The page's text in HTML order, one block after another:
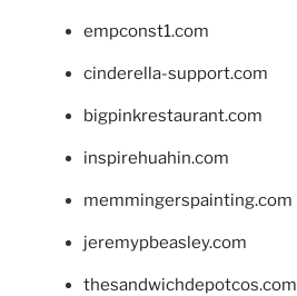
empconst1.com
cinderella-support.com
bigpinkrestaurant.com
inspirehuahin.com
memmingerspainting.com
jeremypbeasley.com
thesandwichdepotcos.com